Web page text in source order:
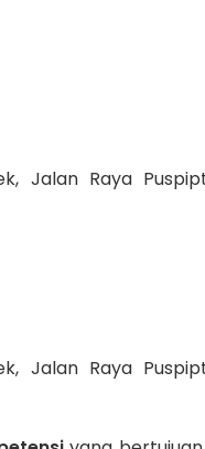
Jalan Raya
Jalan Raya